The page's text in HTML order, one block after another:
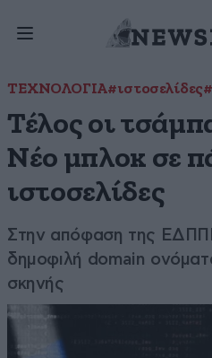
ΤΕΧΝΟΛΟΓΙΑ#ιστοσελίδες
Τέλος οι
Νέο μπλοκ σε
ιστοσελίδες
Στην απόφαση της ΕΔΠΠΙ
δημοφιλή domain
σκηνής